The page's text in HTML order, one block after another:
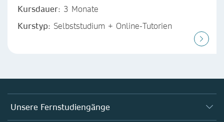
Kursdauer: 3 Monate
Kurstyp: Selbststudium + Online-Tutorien
Unsere Fernstudiengänge